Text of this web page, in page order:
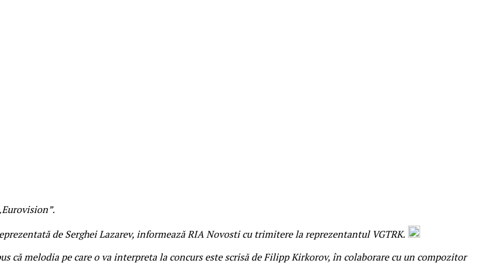
de Serghei Lazarev, informează RIA Novosti cu trimitere la reprezentantul VGTRK.
că melodia pe care o va interpreta la concurs este scrisă de Filipp Kirkorov, în colaborare cu un compozitor